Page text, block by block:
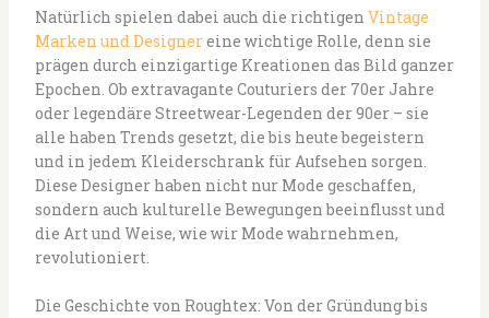
Natürlich spielen dabei auch die richtigen Vintage
Marken und Designereine wichtige Rolle, denn sie
prägen durch einzigartige Kreationen das Bild ganzer
Epochen. Ob extravagante Couturiers der 70er Jahre
oder legendäre Streetwear-Legenden der 90er – sie
alle haben Trends gesetzt, die bis heute begeistern
und in jedem Kleiderschrank für Aufsehen sorgen.
Diese Designer haben nicht nur Mode geschaffen,
sondern auch kulturelle Bewegungen beeinflusst und
die Art und Weise, wie wir Mode wahrnehmen,
revolutioniert.
Die Geschichte von Roughtex: Von der Gründung bis